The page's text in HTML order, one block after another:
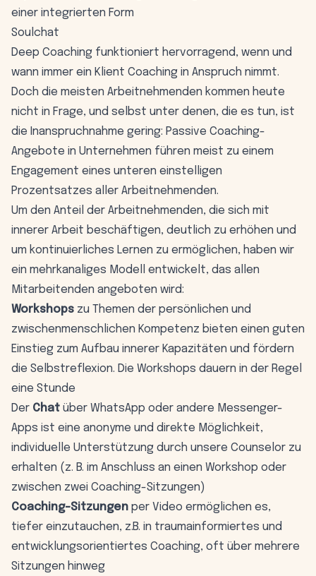
einer integrierten Form
Soulchat
Deep Coaching funktioniert hervorragend, wenn und
wann immer ein Klient Coaching in Anspruch nimmt.
Doch die meisten Arbeitnehmenden kommen heute
nicht in Frage, und selbst unter denen, die es tun, ist
die Inanspruchnahme gering: Passive Coaching-
Angebote in Unternehmen führen meist zu einem
Engagement eines unteren einstelligen
Prozentsatzes aller Arbeitnehmenden.
Um den Anteil der Arbeitnehmenden, die sich mit
innerer Arbeit beschäftigen, deutlich zu erhöhen und
um kontinuierliches Lernen zu ermöglichen, haben wir
ein mehrkanaliges Modell entwickelt, das allen
Mitarbeitenden angeboten wird:
Workshops zu Themen der persönlichen und
zwischenmenschlichen Kompetenz bieten einen guten
Einstieg zum Aufbau innerer Kapazitäten und fördern
die Selbstreflexion. Die Workshops dauern in der Regel
eine Stunde
Der Chat über WhatsApp oder andere Messenger-
Apps ist eine anonyme und direkte Möglichkeit,
individuelle Unterstützung durch unsere Counselor zu
erhalten (z. B. im Anschluss an einen Workshop oder
zwischen zwei Coaching-Sitzungen)
Coaching-Sitzungen per Video ermöglichen es,
tiefer einzutauchen, z.B. in traumainformiertes und
entwicklungsorientiertes Coaching, oft über mehrere
Sitzungen hinweg